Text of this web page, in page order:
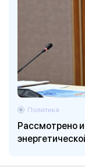
Рассмотрено
Политика